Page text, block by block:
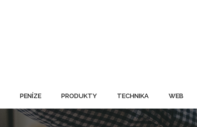
PENÍZE PRODUKTY TECHNIKA WEB